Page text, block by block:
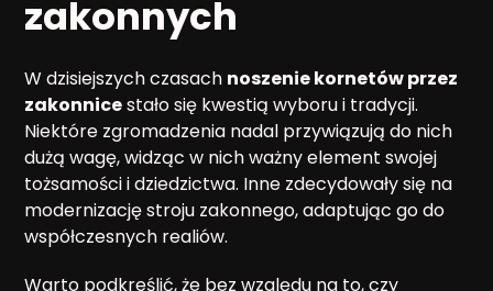
zakonnych
W dzisiejszych czasach noszenie kornetów przez
zakonnicestało się kwestią wyboru i tradycji.
Niektóre zgromadzenia nadal przywiązują do nich
dużą wagę, widząc w nich ważny element swojej
tożsamości i dziedzictwa. Inne zdecydowały się na
modernizację stroju zakonnego, adaptując go do
współczesnych realiów.
Warto podkreślić, że bez względu na to, czy